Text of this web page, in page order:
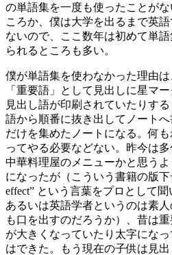
の単語集を一度も使ったことが
ころか、僕は大学を出るまで英
ないので、ここ数年は初めて単
られるところも多い。
僕が単語集を使わなかった理由
「重要語」として見出しに星マ
見出し語が印刷されていたりす
語から順番に抜き出してノート
だけを集めたノートになる。何
ってやる必要などない。昨今は
中華料理屋のメニューかと思う
になったが（こういう書籍の版下
effect” という言葉をプロとして
あるいは英語学者というのは素
も口を出すのだろうか）、昔は
が大きくなっていたり太字にな
はできた。もう現在の子供は見